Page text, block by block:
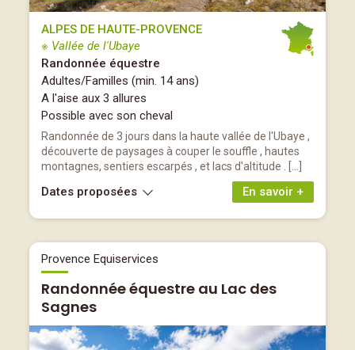
ALPES DE HAUTE-PROVENCE
※ Vallée de l'Ubaye
Randonnée équestre
Adultes/Familles (min. 14 ans)
A l'aise aux 3 allures
Possible avec son cheval
Randonnée de 3 jours dans la haute vallée de l'Ubaye ,
découverte de paysages à couper le souffle , hautes
montagnes, sentiers escarpés , et lacs d'altitude . […]
En savoir +
Dates proposées
Provence Equiservices
Randonnée équestre au Lac des
Sagnes